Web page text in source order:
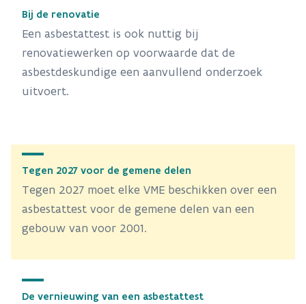
Bij de renovatie
Een asbestattest is ook nuttig bij
renovatiewerken op voorwaarde dat de
asbestdeskundige een aanvullend onderzoek
uitvoert.
Tegen 2027 voor de gemene delen
Tegen 2027 moet elke VME beschikken over een
asbestattest voor de gemene delen van een
gebouw van voor 2001.
De vernieuwing van een asbestattest